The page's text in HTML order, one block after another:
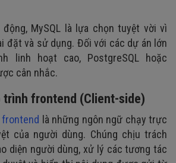
MySQL là lựa chọn tuyệt vời vì
đặt và sử dụng. Đối với các dự án lớn
linh hoạt cao, PostgreSQL hoặc
cân nhắc.
trình frontend (Client-side)
frontend là những ngôn ngữ chạy trực
của người dùng. Chúng chịu trách
diện người dùng, xử lý các tương tác